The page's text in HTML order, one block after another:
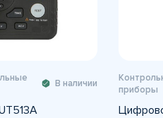
В наличии
приборы